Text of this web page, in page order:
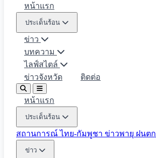
หน้าแรก
ประเด็นร้อน
ข่าว
บทความ
ไลฟ์สไตล์
ข่าวจังหวัด
ติดต่อ
หน้าแรก
ประเด็นร้อน
สถานการณ์ ไทย-กัมพูชา ข่าวพายุ ฝนตก
ข่าว